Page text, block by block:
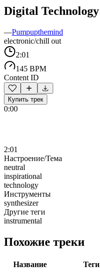
Digital Technology
—Pumpupthemind
electronic/chill out
2:01
145 BPM
Content ID
Купить трек
0:00
2:01
Настроение/Тема
neutral
inspirational
technology
Инструменты
synthesizer
Другие теги
instrumental
Похожие треки
Название Теги